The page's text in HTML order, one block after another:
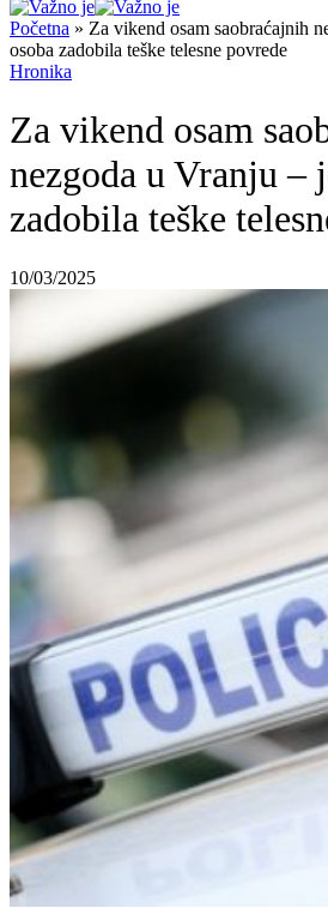
Početna » Za vikend osam saobraćajnih
osoba zadobila teške telesne povrede
Hronika
Za vikend osam
nezgoda u Vranju –
zadobila teške
10/03/2025